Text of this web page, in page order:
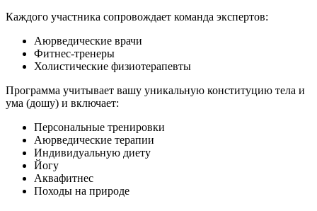
Каждого участника сопровождает команда экспертов:
Аюрведические врачи
Фитнес-тренеры
Холистические физиотерапевты
Программа учитывает вашу уникальную конституцию тела и
ума (дошу) и включает:
Персональные тренировки
Аюрведические терапии
Индивидуальную диету
Йогу
Аквафитнес
Походы на природе